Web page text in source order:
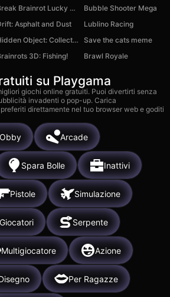
Break Brainrot Lucky Blocks! Obby Tycoon 3D
Bubble Shooter Mega
Asphalt and Dust
Lublino Racing
Hidden Object: Collection 2
Save the cats meme
3D: Fishing! Brawl Royale
su Playgama
giochi online gratuiti. Puoi divertirti senza
invadenti o pop-up. Carica
direttamente nel tuo browser web e goditi
Obby Arcade
Spara Bolle Inattivi
Pistole Simulazione
Serpente
Multigiocatore Azione
Per Ragazze